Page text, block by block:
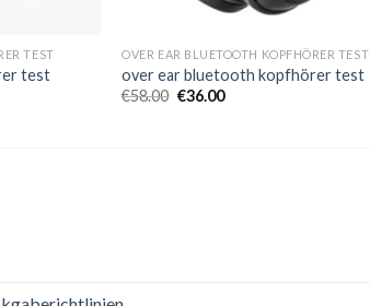
TEST
test
OVER EAR BLUETOOTH KOPFHÖRER TEST
over ear bluetooth kopfhörer test
€58.00 €36.00